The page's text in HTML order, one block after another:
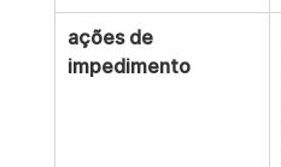
ações de
impedimento